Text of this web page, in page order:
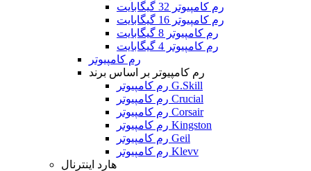
رم کامپیوتر 32 گیگابایت
رم کامپیوتر 16 گیگابایت
رم کامپیوتر 8 گیگابایت
رم کامپیوتر 4 گیگابایت
رم کامپیوتر
رم کامپیوتر بر اساس برند
رم کامپیوتر G.Skill
رم کامپیوتر Crucial
رم کامپیوتر Corsair
رم کامپیوتر Kingston
رم کامپیوتر Geil
رم کامپیوتر Klevv
هارد اینترنال